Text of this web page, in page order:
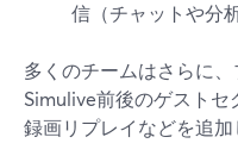
信（チャットや分
多くのチームはさらに、
Simulive前後のゲストセ
録画リプレイなどを追加